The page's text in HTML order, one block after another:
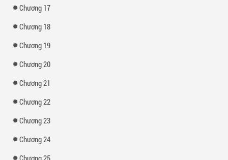
Chương 17
Chương 18
Chương 19
Chương 20
Chương 21
Chương 22
Chương 23
Chương 24
Chương 25